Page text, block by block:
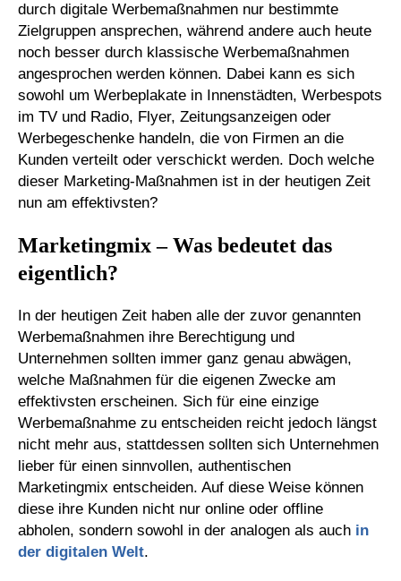
durch digitale Werbemaßnahmen nur bestimmte
Zielgruppen ansprechen, während andere auch heute
noch besser durch klassische Werbemaßnahmen
angesprochen werden können. Dabei kann es sich
sowohl um Werbeplakate in Innenstädten, Werbespots
im TV und Radio, Flyer, Zeitungsanzeigen oder
Werbegeschenke handeln, die von Firmen an die
Kunden verteilt oder verschickt werden. Doch welche
dieser Marketing-Maßnahmen ist in der heutigen Zeit
nun am effektivsten?
Marketingmix – Was bedeutet das
eigentlich?
In der heutigen Zeit haben alle der zuvor genannten
Werbemaßnahmen ihre Berechtigung und
Unternehmen sollten immer ganz genau abwägen,
welche Maßnahmen für die eigenen Zwecke am
effektivsten erscheinen. Sich für eine einzige
Werbemaßnahme zu entscheiden reicht jedoch längst
nicht mehr aus, stattdessen sollten sich Unternehmen
lieber für einen sinnvollen, authentischen
Marketingmix entscheiden. Auf diese Weise können
diese ihre Kunden nicht nur online oder offline
abholen, sondern sowohl in der analogen als auch in
der digitalen Welt.